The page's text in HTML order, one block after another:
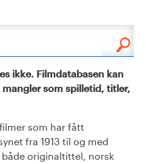
ikke. Filmdatabasen kan
som spilletid, titler,
som har fått
fra 1913 til og med
originaltittel, norsk